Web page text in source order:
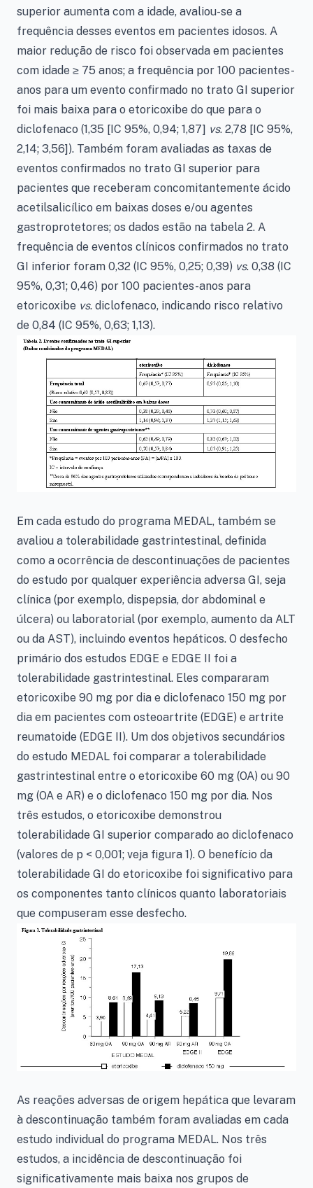
superior aumenta com a idade, avaliou-se a
frequência desses eventos em pacientes idosos. A
maior redução de risco foi observada em pacientes
com idade ≥ 75 anos; a frequência por 100 pacientes-
anos para um evento confirmado no trato GI superior
foi mais baixa para o etoricoxibe do que para o
diclofenaco (1,35 [IC 95%, 0,94; 1,87] vs. 2,78 [IC 95%,
2,14; 3,56]). Também foram avaliadas as taxas de
eventos confirmados no trato GI superior para
pacientes que receberam concomitantemente ácido
acetilsalicílico em baixas doses e/ou agentes
gastroprotetores; os dados estão na tabela 2. A
frequência de eventos clínicos confirmados no trato
GI inferior foram 0,32 (IC 95%, 0,25; 0,39) vs. 0,38 (IC
95%, 0,31; 0,46) por 100 pacientes-anos para
etoricoxibe vs. diclofenaco, indicando risco relativo
de 0,84 (IC 95%, 0,63; 1,13).
Em cada estudo do programa MEDAL, também se
avaliou a tolerabilidade gastrintestinal, definida
como a ocorrência de descontinuações de pacientes
do estudo por qualquer experiência adversa GI, seja
clínica (por exemplo, dispepsia, dor abdominal e
úlcera) ou laboratorial (por exemplo, aumento da ALT
ou da AST), incluindo eventos hepáticos. O desfecho
primário dos estudos EDGE e EDGE II foi a
tolerabilidade gastrintestinal. Eles compararam
etoricoxibe 90 mg por dia e diclofenaco 150 mg por
dia em pacientes com osteoartrite (EDGE) e artrite
reumatoide (EDGE II). Um dos objetivos secundários
do estudo MEDAL foi comparar a tolerabilidade
gastrintestinal entre o etoricoxibe 60 mg (OA) ou 90
mg (OA e AR) e o diclofenaco 150 mg por dia. Nos
três estudos, o etoricoxibe demonstrou
tolerabilidade GI superior comparado ao diclofenaco
(valores de p < 0,001; veja figura 1). O benefício da
tolerabilidade GI do etoricoxibe foi significativo para
os componentes tanto clínicos quanto laboratoriais
que compuseram esse desfecho.
As reações adversas de origem hepática que levaram
à descontinuação também foram avaliadas em cada
estudo individual do programa MEDAL. Nos três
estudos, a incidência de descontinuação foi
significativamente mais baixa nos grupos de